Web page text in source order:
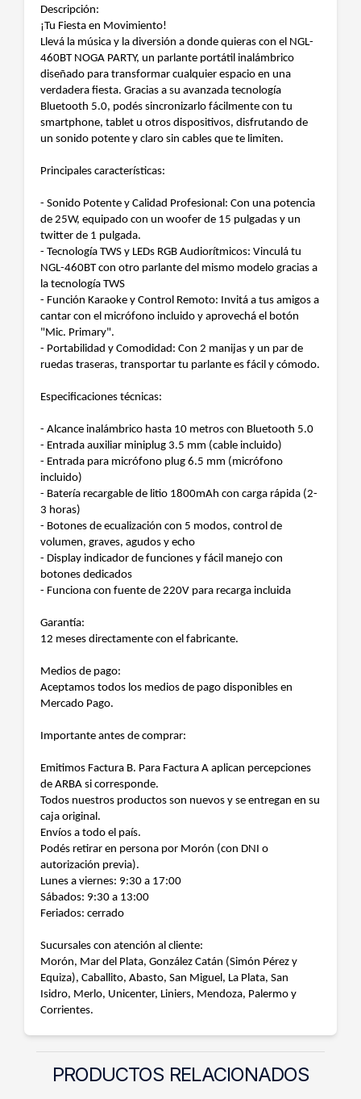
Descripción:
¡Tu Fiesta en Movimiento!
Llevá la música y la diversión a donde quieras con el NGL-
460BT NOGA PARTY, un parlante portátil inalámbrico
diseñado para transformar cualquier espacio en una
verdadera fiesta. Gracias a su avanzada tecnología
Bluetooth 5.0, podés sincronizarlo fácilmente con tu
smartphone, tablet u otros dispositivos, disfrutando de
un sonido potente y claro sin cables que te limiten.
Principales características:
- Sonido Potente y Calidad Profesional: Con una potencia
de 25W, equipado con un woofer de 15 pulgadas y un
twitter de 1 pulgada.
- Tecnología TWS y LEDs RGB Audiorítmicos: Vinculá tu
NGL-460BT con otro parlante del mismo modelo gracias a
la tecnología TWS
- Función Karaoke y Control Remoto: Invitá a tus amigos a
cantar con el micrófono incluido y aprovechá el botón
"Mic. Primary".
- Portabilidad y Comodidad: Con 2 manijas y un par de
ruedas traseras, transportar tu parlante es fácil y cómodo.
Especificaciones técnicas:
- Alcance inalámbrico hasta 10 metros con Bluetooth 5.0
- Entrada auxiliar miniplug 3.5 mm (cable incluido)
- Entrada para micrófono plug 6.5 mm (micrófono
incluido)
- Batería recargable de litio 1800mAh con carga rápida (2-
3 horas)
- Botones de ecualización con 5 modos, control de
volumen, graves, agudos y echo
- Display indicador de funciones y fácil manejo con
botones dedicados
- Funciona con fuente de 220V para recarga incluida
Garantía:
12 meses directamente con el fabricante.
Medios de pago:
Aceptamos todos los medios de pago disponibles en
Mercado Pago.
Importante antes de comprar:
Emitimos Factura B. Para Factura A aplican percepciones
de ARBA si corresponde.
Todos nuestros productos son nuevos y se entregan en su
caja original.
Envíos a todo el país.
Podés retirar en persona por Morón (con DNI o
autorización previa).
Lunes a viernes: 9:30 a 17:00
Sábados: 9:30 a 13:00
Feriados: cerrado
Sucursales con atención al cliente:
Morón, Mar del Plata, González Catán (Simón Pérez y
Equiza), Caballito, Abasto, San Miguel, La Plata, San
Isidro, Merlo, Unicenter, Liniers, Mendoza, Palermo y
Corrientes.
PRODUCTOS RELACIONADOS